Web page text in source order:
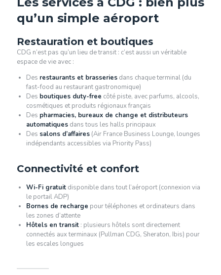
qu’un simple aéroport
Restauration et boutiques
CDG n’est pas qu’un lieu de transit : c’est aussi un véritable
espace de vie avec :
Des restaurants et brasseries dans chaque terminal (du
fast-food au restaurant gastronomique)
Des boutiques duty-free côté piste, avec parfums, alcools,
cosmétiques et produits régionaux français
Des pharmacies, bureaux de change et distributeurs
automatiques dans tous les halls principaux
Des salons d’affaires (Air France Business Lounge, lounges
indépendants accessibles via Priority Pass)
Connectivité et confort
Wi-Fi gratuit disponible dans tout l’aéroport (connexion via
le portail ADP)
Bornes de recharge pour téléphones et ordinateurs dans
les zones d’attente
Hôtels en transit : plusieurs hôtels sont directement
connectés aux terminaux (Pullman CDG, Sheraton, Ibis) pour
les escales longues